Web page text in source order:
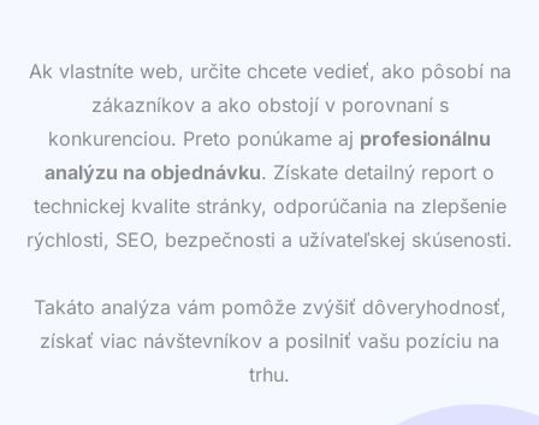
Ak vlastníte web, určite chcete vedieť, ako pôsobí na
zákazníkov a ako obstojí v porovnaní s
konkurenciou. Preto ponúkame aj profesionálnu
analýzu na objednávku. Získate detailný report o
technickej kvalite stránky, odporúčania na zlepšenie
rýchlosti, SEO, bezpečnosti a užívateľskej skúsenosti.
Takáto analýza vám pomôže zvýšiť dôveryhodnosť,
získať viac návštevníkov a posilniť vašu pozíciu na
trhu.